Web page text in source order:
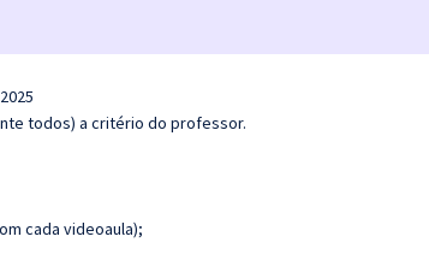
todos) a critério do professor.
cada videoaula);